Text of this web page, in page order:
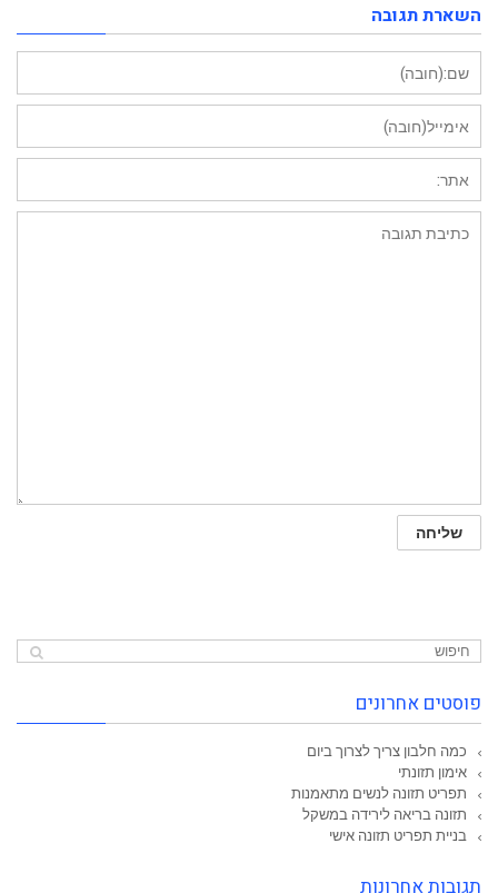
השארת תגובה
פוסטים אחרונים
כמה חלבון צריך לצרוך ביום
אימון תזונתי
תפריט תזונה לנשים מתאמנות
תזונה בריאה לירידה במשקל
בניית תפריט תזונה אישי
תגובות אחרונות